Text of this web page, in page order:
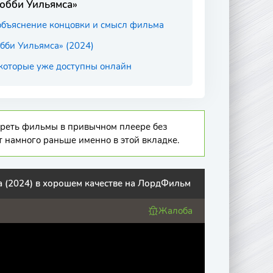
Уильямса»
концовки и смысл фильма
Уильямса» (2024)
уже доступны онлайн
фильмы в привычном плеере без
раньше именно в этой вкладке.
в хорошем качестве на ЛордФильм
Жалоба